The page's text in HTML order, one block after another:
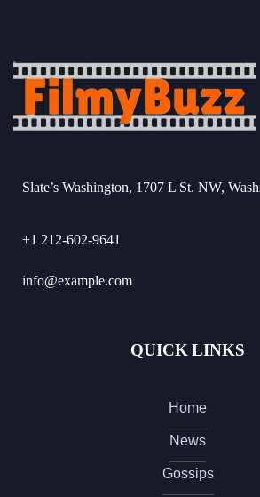
Slate’s Washington, 1707 L St. NW,
+1 212-602-9641
info@example.com
QUICK LINKS
Home
News
Gossips